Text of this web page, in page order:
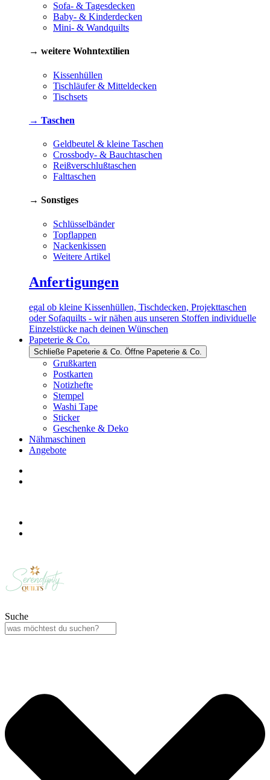
Sofa- & Tagesdecken
Baby- & Kinderdecken
Mini- & Wandquilts
→ weitere Wohntextilien
Kissenhüllen
Tischläufer & Mitteldecken
Tischsets
→ Taschen
Geldbeutel & kleine Taschen
Crossbody- & Bauchtaschen
Reißverschlußtaschen
Falttaschen
→ Sonstiges
Schlüsselbänder
Topflappen
Nackenkissen
Weitere Artikel
Anfertigungen
egal ob kleine Kissenhüllen, Tischdecken, Projekttaschen
oder Sofaquilts - wir nähen aus unseren Stoffen individuelle
Einzelstücke nach deinen Wünschen
Papeterie & Co.
Schließe Papeterie & Co. Öffne Papeterie & Co.
Grußkarten
Postkarten
Notizhefte
Stempel
Washi Tape
Sticker
Geschenke & Deko
Nähmaschinen
Angebote
Suche